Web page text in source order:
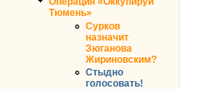
Тюмень»
Сурков
назначит
Зюганова
Жириновским?
Стыдно
голосовать!